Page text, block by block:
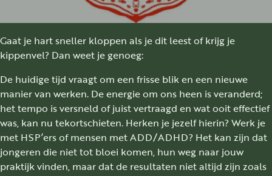
Gaat je hart sneller kloppen als je dit leest of krijg je
kippenvel? Dan weet je genoeg:
De huidige tijd vraagt om een frisse blik en een nieuwe
manier van werken. De energie om ons heen is veranderd;
het tempo is versneld of juist vertraagd en wat ooit effectief
was, kan nu tekortschieten. Herken je jezelf hierin? Werk je
met HSP’ers of mensen met ADD/ADHD? Het kan zijn dat
jongeren die niet tot bloei komen, hun weg naar jouw
praktijk vinden, maar dat de resultaten niet altijd zijn zoals